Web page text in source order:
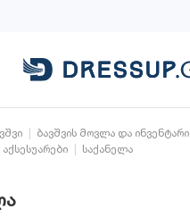
ბავშვის მოვლა და ინვენტარი
საქანელა